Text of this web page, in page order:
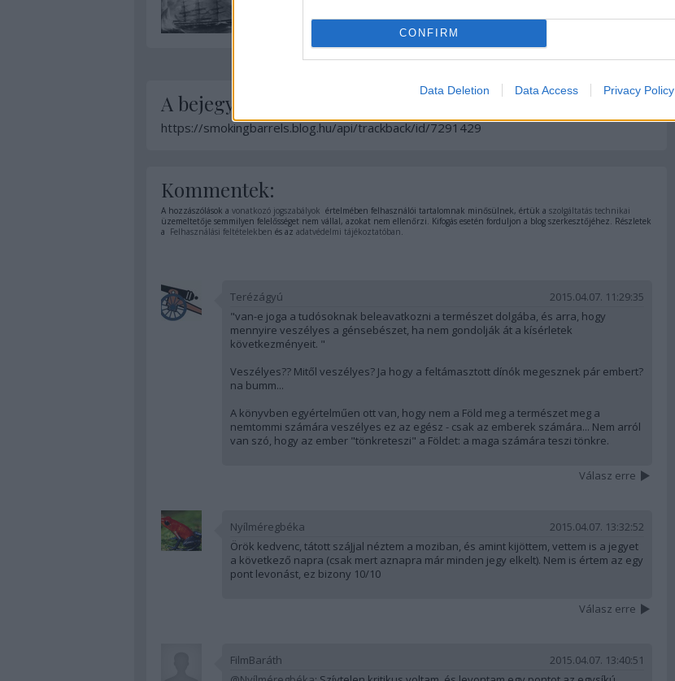
CONFIRM
Data Deletion Data Access Privacy Policy
A bejegyzés trackback címe:
https://smokingbarrels.blog.hu/api/trackback/id/7291429
Kommentek:
A hozzászólások a vonatkozó jogszabályok értelmében felhasználói tartalomnak minősülnek, értük a szolgáltatás technikai
üzemeltetője semmilyen felelősséget nem vállal, azokat nem ellenőrzi. Kifogás esetén forduljon a blog szerkesztőjéhez. Részletek
a Felhasználási feltételekben és az adatvédelmi tájékoztatóban.
Terézágyú
2015.04.07. 11:29:35
"van-e joga a tudósoknak beleavatkozni a természet dolgába, és arra, hogy
mennyire veszélyes a génsebészet, ha nem gondolják át a kísérletek
következményeit. "
Veszélyes?? Mitől veszélyes? Ja hogy a feltámasztott dínók megesznek pár embert?
na bumm...
A könyvben egyértelműen ott van, hogy nem a Föld meg a természet meg a
nemtommi számára veszélyes ez az egész - csak az emberek számára... Nem arról
van szó, hogy az ember "tönkreteszi" a Földet: a maga számára teszi tönkre.
Válasz erre
Nyílméregbéka
2015.04.07. 13:32:52
Örök kedvenc, tátott száJjal néztem a moziban, és amint kijöttem, vettem is a jegyet
a következő napra (csak mert aznapra már minden jegy elkelt). Nem is értem az egy
pont levonást, ez bizony 10/10
Válasz erre
FilmBaráth
2015.04.07. 13:40:51